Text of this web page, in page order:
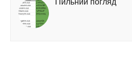
Пильний погляд